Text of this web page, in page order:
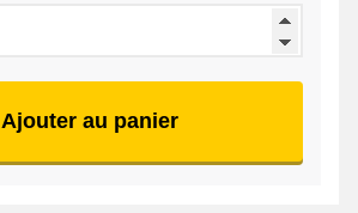
Ajouter au panier